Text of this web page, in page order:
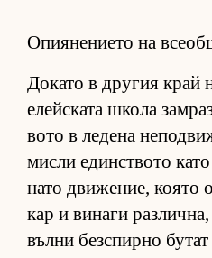
Опиянението на
До­като в дру­гия край
елейс­ката школа
вото в ле­дена
мисли един­с­т­вото
нато дви­же­ние, ко­ято
кар и ви­наги
вълни без­спирно